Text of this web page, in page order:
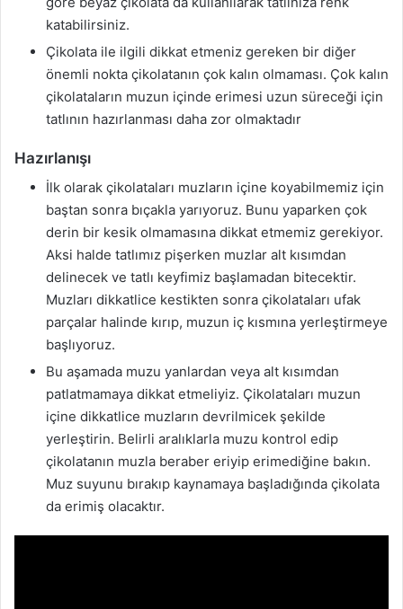
katabilirsiniz.
Çikolata ile ilgili dikkat etmeniz gereken bir diğer
önemli nokta çikolatanın çok kalın olmaması. Çok kalın
çikolataların muzun içinde erimesi uzun süreceği için
tatlının hazırlanması daha zor olmaktadır
Hazırlanışı
İlk olarak çikolataları muzların içine koyabilmemiz için
baştan sonra bıçakla yarıyoruz. Bunu yaparken çok
derin bir kesik olmamasına dikkat etmemiz gerekiyor.
Aksi halde tatlımız pişerken muzlar alt kısımdan
delinecek ve tatlı keyfimiz başlamadan bitecektir.
Muzları dikkatlice kestikten sonra çikolataları ufak
parçalar halinde kırıp, muzun iç kısmına yerleştirmeye
başlıyoruz.
Bu aşamada muzu yanlardan veya alt kısımdan
patlatmamaya dikkat etmeliyiz. Çikolataları muzun
içine dikkatlice muzların devrilmicek şekilde
yerleştirin. Belirli aralıklarla muzu kontrol edip
çikolatanın muzla beraber eriyip erimediğine bakın.
Muz suyunu bırakıp kaynamaya başladığında çikolata
da erimiş olacaktır.